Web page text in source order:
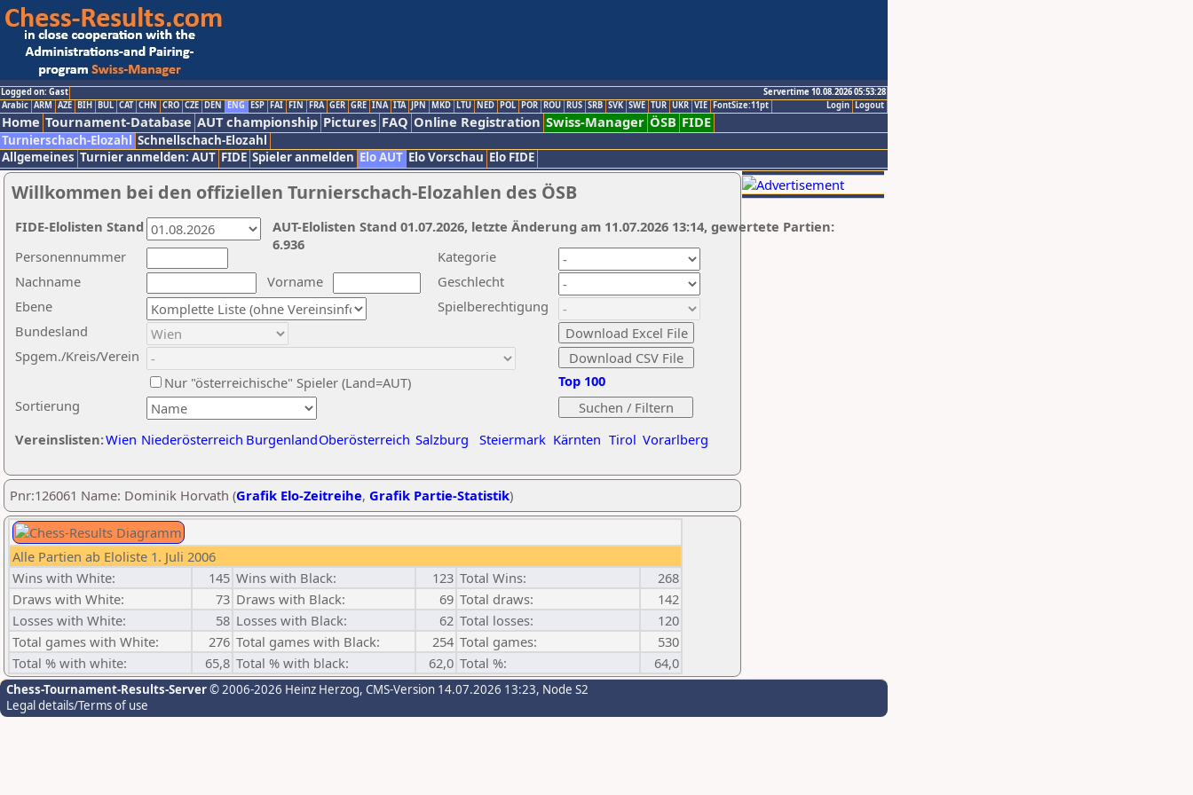
Logged on: Gast
Servertime 10.08.2026 05:53:28
Logout
Login
Arabic ARM AZE BIH BUL CAT CHN CRO CZE DEN ENG ESP FAI FIN FRA GER GRE INA ITA JPN MKD LTU NED POL POR ROU RUS SRB SVK SWE TUR UKR VIE FontSize:11pt
Home Tournament-Database AUT championship Pictures FAQ Online Registration Swiss-Manager ÖSB FIDE
Turnierschach-Elozahl Schnellschach-Elozahl
Allgemeines Turnier anmelden: AUT FIDE Spieler anmelden Elo AUT Elo Vorschau Elo FIDE
Willkommen bei den offiziellen Turnierschach-Elozahlen des ÖSB
Nachname
Vorname
Ebene
Kategorie
Sortierung
Personennummer
Bundesland
Spgem./Kreis/Verein
Geschlecht
Nur "österreichische" Spieler (Land=AUT)
Spielberechtigung
Vereinslisten:Wien Niederösterreich BurgenlandOberösterreich Salzburg Steiermark Kärnten Tirol Vorarlberg
Top 100
AUT-Elolisten Stand 01.07.2026, letzte Änderung am 11.07.2026 13:14, gewertete Partien:
6.936
FIDE-Elolisten Stand
Pnr:126061 Name: Dominik Horvath (Grafik Elo-Zeitreihe, Grafik Partie-Statistik)
Alle Partien ab Eloliste 1. Juli 2006
Wins with White:
145 Wins with Black: 123 Total Wins:
268
Draws with White:
73 Draws with Black: 69 Total draws:
142
Losses with White:
58 Losses with Black: 62 Total losses:
120
Total games with White:
276 Total games with Black: 254 Total games:
530
Total % with white:
65,8 Total % with black: 62,0 Total %: 64,0
Chess-Tournament-Results-Server© 2006-2026 Heinz Herzog, CMS-Version 14.07.2026 13:23, Node S2
Legal details/Terms of use